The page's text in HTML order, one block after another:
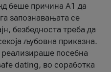
беше причина А1 да
запознавањата се
безбедноста треба да
љубовна приказна.
реализираше посебна
dating, во соработка